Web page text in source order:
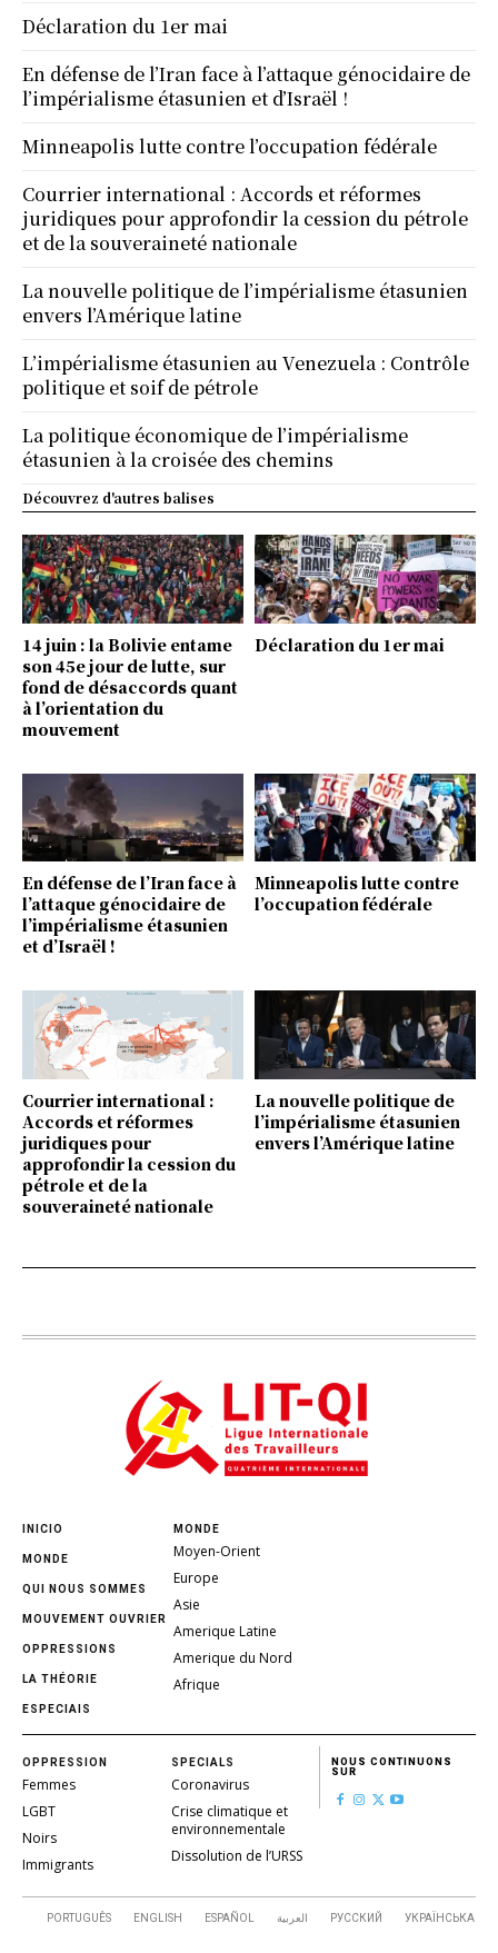
Découvrez d'autres balises
14 juin : la Bolivie entame
son 45e jour de lutte, sur
fond de désaccords quant
à l’orientation du
mouvement
Déclaration du 1er mai
En défense de l’Iran face à
l’attaque génocidaire de
l’impérialisme étasunien
et d’Israël !
Minneapolis lutte contre
l’occupation fédérale
Courrier international :
Accords et réformes
juridiques pour
approfondir la cession du
pétrole et de la
souveraineté nationale
La nouvelle politique de
l’impérialisme étasunien
envers l’Amérique latine
Déclaration du 1er mai
En défense de l’Iran face à l’attaque génocidaire de
l’impérialisme étasunien et d’Israël !
Minneapolis lutte contre l’occupation fédérale
Courrier international : Accords et réformes
juridiques pour approfondir la cession du pétrole
et de la souveraineté nationale
La nouvelle politique de l’impérialisme étasunien
envers l’Amérique latine
L’impérialisme étasunien au Venezuela : Contrôle
politique et soif de pétrole
La politique économique de l’impérialisme
étasunien à la croisée des chemins
INICIO
MONDE
QUI NOUS SOMMES
MOUVEMENT OUVRIER
OPPRESSIONS
LA THÉORIE
ESPECIAIS
MONDE
Moyen-Orient
Europe
Asie
Amerique Latine
Amerique du Nord
Afrique
OPPRESSION
Femmes
LGBT
Noirs
Immigrants
SPECIALS
Coronavirus
Crise climatique et
environnementale
Dissolution de l’URSS
NOUS CONTINUONS
SUR
PORTUGUÊS ENGLISH ESPAÑOL العربية РУССКИЙ УКРАЇНСЬКА